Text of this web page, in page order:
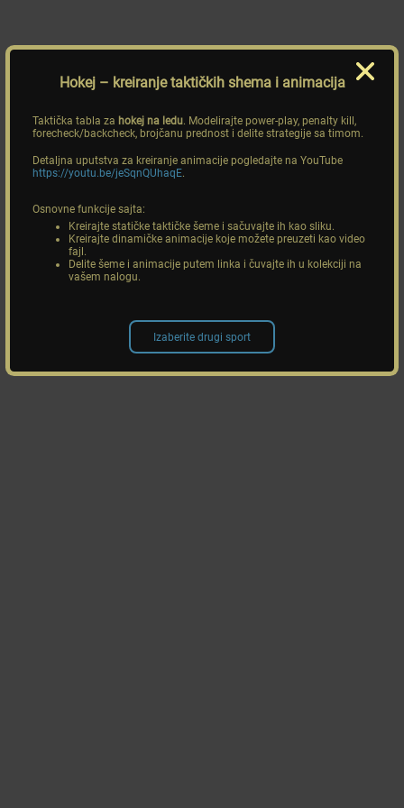
Hokej– kreiranje taktičkih shema i animacija
Taktička tabla za hokej na ledu. Modelirajte power-play, penalty kill,
forecheck/backcheck, brojčanu prednost i delite strategije sa timom.
Detaljna uputstva za kreiranje animacije pogledajte na YouTube
https://youtu.be/jeSqnQUhaqE.
Osnovne funkcije sajta:
Kreirajte statičke taktičke šeme i sačuvajte ih kao sliku.
Kreirajte dinamičke animacije koje možete preuzeti kao video
fajl.
Delite šeme i animacije putem linka i čuvajte ih u kolekciji na
vašem nalogu.
Izaberite drugi sport